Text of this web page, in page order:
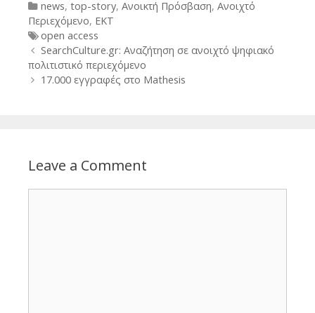
Categories
news, top-story, Ανοικτή Πρόσβαση, Ανοιχτό
Περιεχόμενο, ΕΚΤ
Tags
open access
Post
navigation
SearchCulture.gr: Αναζήτηση σε ανοιχτό ψηφιακό
πολιτιστικό περιεχόμενο
17.000 εγγραφές στο Mathesis
Leave a Comment